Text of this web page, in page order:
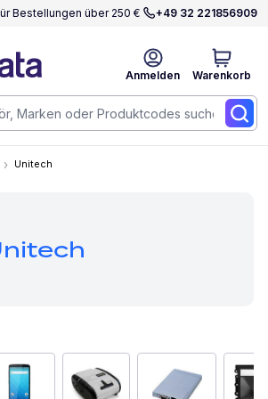
Bestellungen über 250 € +49 32 221856909
Anmelden Warenkorb
Unitech